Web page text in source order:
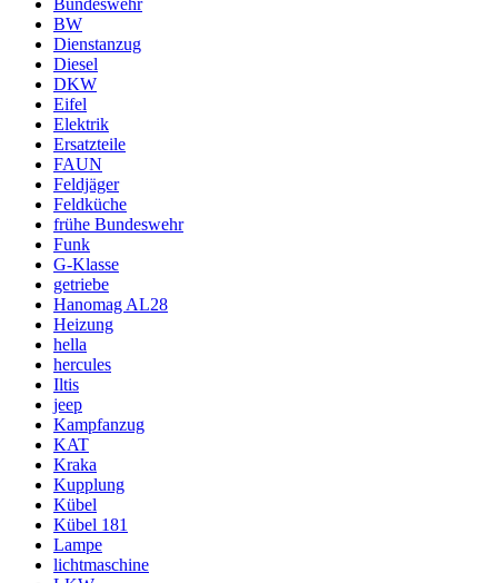
Bundeswehr
BW
Dienstanzug
Diesel
DKW
Eifel
Elektrik
Ersatzteile
FAUN
Feldjäger
Feldküche
frühe Bundeswehr
Funk
G-Klasse
getriebe
Hanomag AL28
Heizung
hella
hercules
Iltis
jeep
Kampfanzug
KAT
Kraka
Kupplung
Kübel
Kübel 181
Lampe
lichtmaschine